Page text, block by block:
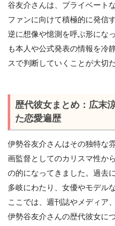
谷友介さんは、プライベート
ファンに向けて積極的に発信
逆に想像や憶測を呼ぶ形にな
も本人や公式発表の情報を冷
スで判断していくことが大切
歴代彼女まとめ：広末
た恋愛遍歴
伊勢谷友介さんはその独特な
画監督としてのカリスマ性か
の的になってきました。過去
多岐にわたり、女優やモデル
ここでは、週刊誌やメディア
伊勢谷友介さんの歴代彼女に